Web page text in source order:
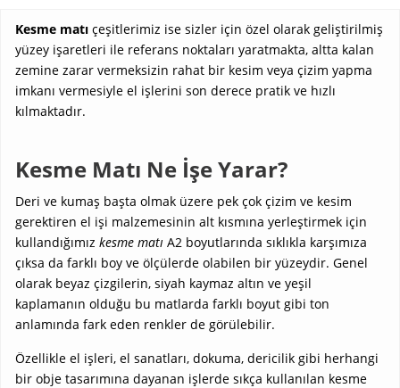
Kesme matı çeşitlerimiz ise sizler için özel olarak geliştirilmiş
yüzey işaretleri ile referans noktaları yaratmakta, altta kalan
zemine zarar vermeksizin rahat bir kesim veya çizim yapma
imkanı vermesiyle el işlerini son derece pratik ve hızlı
kılmaktadır.
Kesme Matı Ne İşe Yarar?
Deri ve kumaş başta olmak üzere pek çok çizim ve kesim
gerektiren el işi malzemesinin alt kısmına yerleştirmek için
kullandığımız kesme matı A2 boyutlarında sıklıkla karşımıza
çıksa da farklı boy ve ölçülerde olabilen bir yüzeydir. Genel
olarak beyaz çizgilerin, siyah kaymaz altın ve yeşil
kaplamanın olduğu bu matlarda farklı boyut gibi ton
anlamında fark eden renkler de görülebilir.
Özellikle el işleri, el sanatları, dokuma, dericilik gibi herhangi
bir obje tasarımına dayanan işlerde sıkça kullanılan kesme